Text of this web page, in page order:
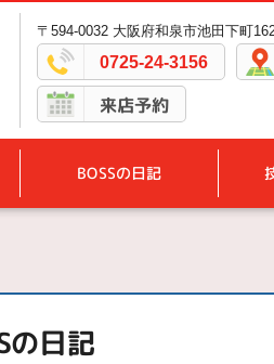
〒594-0032 大阪府和泉市池田下町
0725-24-3156
来店予約
BOSSの日記
の日記